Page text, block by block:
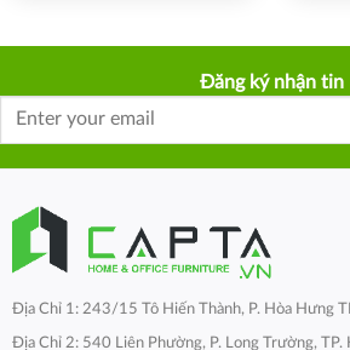
Đăng ký nhận tin
Địa Chỉ 1: 243/15 Tô Hiến Thành, P. Hòa Hưng
Địa Chỉ 2: 540 Liên Phường, P. Long Trường, TP.